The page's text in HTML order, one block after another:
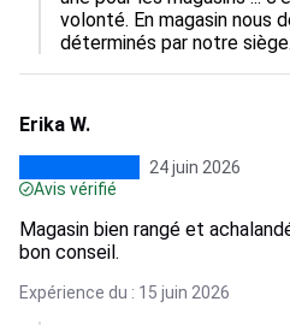
volonté. En magasin nous
déterminés par notre siège.
Erika W.
24 juin 2026
Avis vérifié
Magasin bien rangé et
bon conseil.
Expérience du : 15 juin 2026